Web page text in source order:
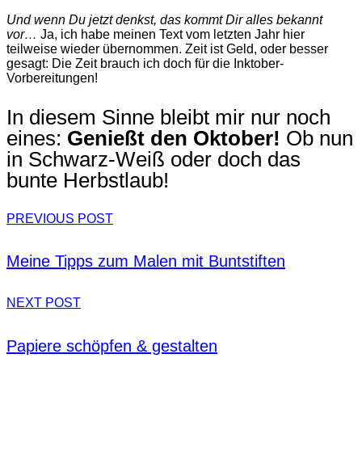
Und wenn Du jetzt denkst, das kommt Dir alles bekannt
vor… Ja, ich habe meinen Text vom letzten Jahr hier
teilweise wieder übernommen. Zeit ist Geld, oder besser
gesagt: Die Zeit brauch ich doch für die Inktober-
Vorbereitungen!
In diesem Sinne bleibt mir nur noch
eines: Genießt den Oktober! Ob nun
in Schwarz-Weiß oder doch das
bunte Herbstlaub!
PREVIOUS POST
Meine Tipps zum Malen mit Buntstiften
NEXT POST
Papiere schöpfen & gestalten